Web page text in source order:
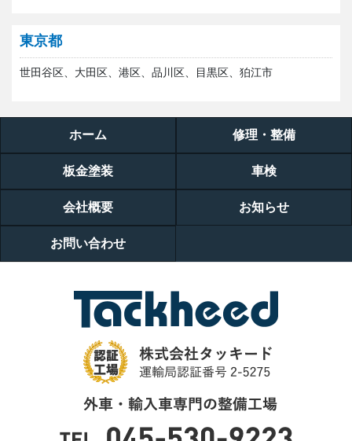
東京都
世田谷区、大田区、港区、品川区、目黒区、狛江市
ホーム 修理・整備
板金塗装 車検
会社概要 お知らせ
お問い合わせ